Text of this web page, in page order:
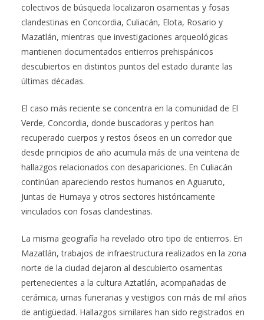
colectivos de búsqueda localizaron osamentas y fosas
clandestinas en Concordia, Culiacán, Elota, Rosario y
Mazatlán, mientras que investigaciones arqueológicas
mantienen documentados entierros prehispánicos
descubiertos en distintos puntos del estado durante las
últimas décadas.
El caso más reciente se concentra en la comunidad de El
Verde, Concordia, donde buscadoras y peritos han
recuperado cuerpos y restos óseos en un corredor que
desde principios de año acumula más de una veintena de
hallazgos relacionados con desapariciones. En Culiacán
continúan apareciendo restos humanos en Aguaruto,
Juntas de Humaya y otros sectores históricamente
vinculados con fosas clandestinas.
La misma geografía ha revelado otro tipo de entierros. En
Mazatlán, trabajos de infraestructura realizados en la zona
norte de la ciudad dejaron al descubierto osamentas
pertenecientes a la cultura Aztatlán, acompañadas de
cerámica, urnas funerarias y vestigios con más de mil años
de antigüedad. Hallazgos similares han sido registrados en